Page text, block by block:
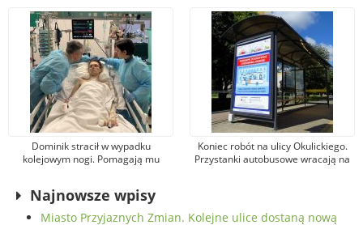
protestu w czerwcu 1976 r.
Dominik stracił w wypadku
kolejowym nogi. Pomagają mu
Koniec robót na ulicy Okulickiego.
Przystanki autobusowe wracają na
Najnowsze wpisy
Miasto Przyjaznych Zmian. Kolejne ulice dostaną nową